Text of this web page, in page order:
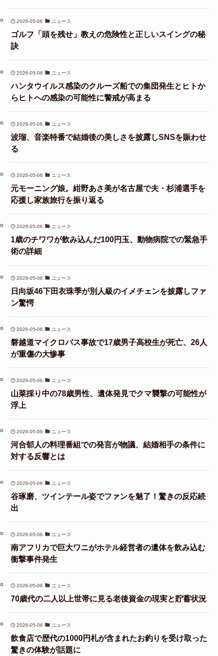
2026-05-06 ニュース
ゴルフ「頭を残せ」教えの危険性と正しいスイングの秘
訣
2026-05-06 ニュース
ハンタウイルス感染のクルーズ船での集団発生とヒトか
らヒトへの感染の可能性に警戒が高まる
2026-05-06 ニュース
波瑠、音楽特番で結婚後の美しさを披露しSNSを賑わせ
る
2026-05-06 ニュース
元モーニング娘。紺野あさ美が名古屋で夫・杉浦選手を
応援し家族旅行を振り返る
2026-05-06 ニュース
1歳のチワワが飲み込んだ100円玉、動物病院での緊急手
術の詳細
2026-05-06 ニュース
日向坂46下田衣珠季が別人級のイメチェンを披露しファ
ン驚愕
2026-05-06 ニュース
磐越道マイクロバス事故で17歳男子高校生が死亡、26人
が重傷の大惨事
2026-05-06 ニュース
山菜採り中の78歳男性、遺体発見でクマ襲撃の可能性が
浮上
2026-05-06 ニュース
河合郁人の料理番組での発言が物議、結婚相手の条件に
対する反響とは
2026-05-06 ニュース
谷琢磨、ツインテール姿でファンを魅了！驚きの反応続
出
2026-05-06 ニュース
南アフリカで巨大ワニがホテル経営者の遺体を飲み込む
衝撃事件発生
2026-05-06 ニュース
70歳代の二人以上世帯に見る老後資金の現実と貯蓄状況
2026-05-06 ニュース
飲食店で歴代の1000円札が含まれたお釣りを受け取った
驚きの体験が話題に